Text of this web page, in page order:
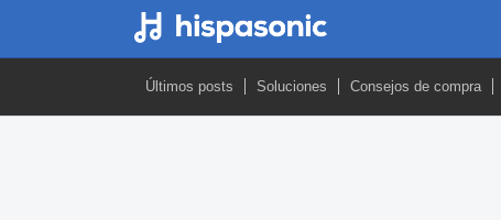
Últimos posts Soluciones Consejos de compra